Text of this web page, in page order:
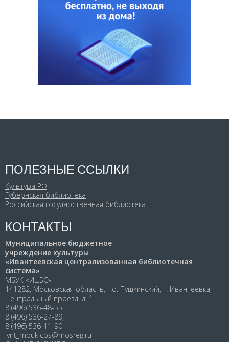
ПОЛЕЗНЫЕ ССЫЛКИ
Культура РФ
Губернская библиотека
Российская государственная библиотека
КОНТАКТЫ
Муниципальное бюджетное
учреждение культуры
«Ивантеевская централизованная библиотечная
система»
МБУК «ИЦБС»
141282, Московская область, г.о. Пушкинский, г. Ивантеевка,
Центральный проезд, д. 1
8 (496) 536-48-55,
8 (496) 536-27-89,
8 (496) 536-11-90
ivnt_mbukicbs@mosreg.ru